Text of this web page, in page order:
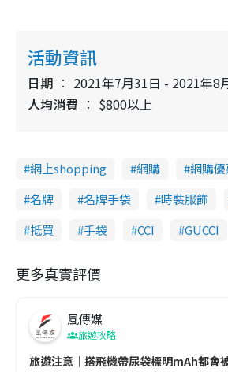
活動資訊
日期
2021年7月31日 - 2021年8
人均消費
$800以上
網上shopping 網購 網購優
名牌
名牌手袋 時裝服飾
抵買
手袋 CCI GUCCI
更多真實評價
風傳媒
旅遊攻略
旅遊注意｜搭飛機帶尿袋標明mAh都會